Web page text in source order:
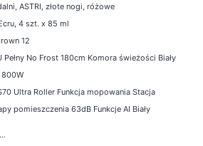
ASTRI, złote nogi, różowe
4 szt. x 85 ml
12
No Frost 180cm Komora świeżości Biały
800W
Ultra Roller Funkcja mopowania Stacja
pomieszczenia 63dB Funkcje AI Biały